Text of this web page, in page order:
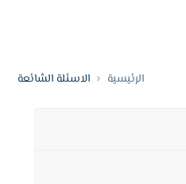
الرئيسية الاسئلة الشائعة